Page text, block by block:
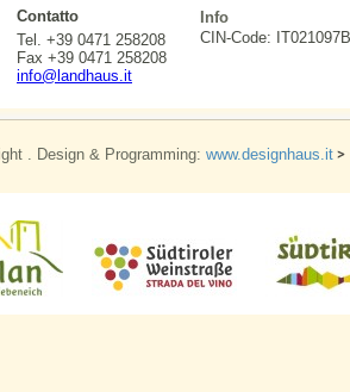
Contatto
Tel. +39 0471 258208
Fax +39 0471 258208
info@landhaus.it
Info
CIN-Code:
. Design & Programming: www.designhaus.it